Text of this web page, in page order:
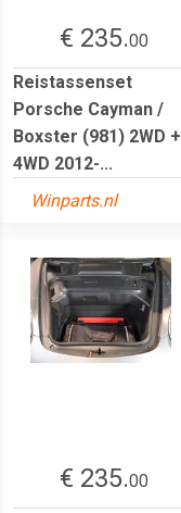
€ 235.00
Reistassenset
Porsche Cayman /
Boxster (981) 2WD +
4WD 2012-...
Winparts.nl
€ 235.00